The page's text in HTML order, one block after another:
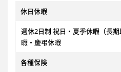
休日休暇
週休2日制 祝日・夏季休暇（長
暇・慶弔休暇
各種保険